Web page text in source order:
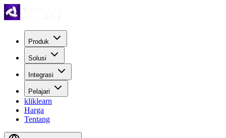
Produk
Solusi
Integrasi
Pelajari
kliklearn
Harga
Tentang